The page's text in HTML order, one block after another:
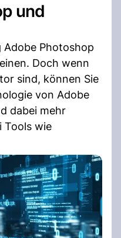
und
Adobe Photoshop
Doch wenn
sind, können Sie
von Adobe
dabei mehr
Tools wie